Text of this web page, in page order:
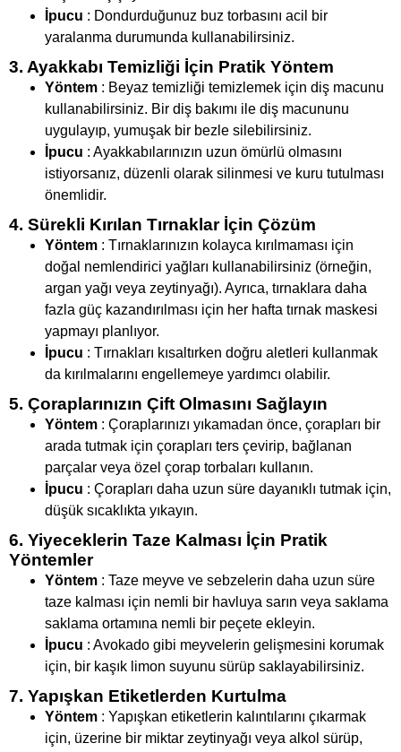
İpucu : Dondurduğunuz buz torbasını acil bir
yaralanma durumunda kullanabilirsiniz.
3. Ayakkabı Temizliği İçin Pratik Yöntem
Yöntem : Beyaz temizliği temizlemek için diş macunu
kullanabilirsiniz. Bir diş bakımı ile diş macununu
uygulayıp, yumuşak bir bezle silebilirsiniz.
İpucu : Ayakkabılarınızın uzun ömürlü olmasını
istiyorsanız, düzenli olarak silinmesi ve kuru tutulması
önemlidir.
4. Sürekli Kırılan Tırnaklar İçin Çözüm
Yöntem : Tırnaklarınızın kolayca kırılmaması için
doğal nemlendirici yağları kullanabilirsiniz (örneğin,
argan yağı veya zeytinyağı). Ayrıca, tırnaklara daha
fazla güç kazandırılması için her hafta tırnak maskesi
yapmayı planlıyor.
İpucu : Tırnakları kısaltırken doğru aletleri kullanmak
da kırılmalarını engellemeye yardımcı olabilir.
5. Çoraplarınızın Çift Olmasını Sağlayın
Yöntem : Çoraplarınızı yıkamadan önce, çorapları bir
arada tutmak için çorapları ters çevirip, bağlanan
parçalar veya özel çorap torbaları kullanın.
İpucu : Çorapları daha uzun süre dayanıklı tutmak için,
düşük sıcaklıkta yıkayın.
6. Yiyeceklerin Taze Kalması İçin Pratik
Yöntemler
Yöntem : Taze meyve ve sebzelerin daha uzun süre
taze kalması için nemli bir havluya sarın veya saklama
saklama ortamına nemli bir peçete ekleyin.
İpucu : Avokado gibi meyvelerin gelişmesini korumak
için, bir kaşık limon suyunu sürüp saklayabilirsiniz.
7. Yapışkan Etiketlerden Kurtulma
Yöntem : Yapışkan etiketlerin kalıntılarını çıkarmak
için, üzerine bir miktar zeytinyağı veya alkol sürüp,